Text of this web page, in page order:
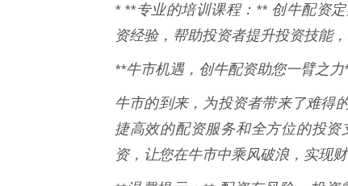
* **专业的培训课程：** 创牛配资
资经验，帮助投资者提升投资技能，
**牛市机遇，创牛配资助您一臂之力
牛市的到来，为投资者带来了难得
捷高效的配资服务和全方位的投
资，让您在牛市中乘风破浪，实现